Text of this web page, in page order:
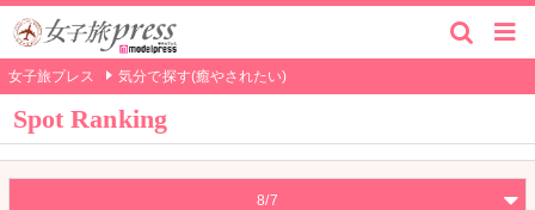
女子旅プレス 気分で探す(癒やされたい)
Spot Ranking
8/7